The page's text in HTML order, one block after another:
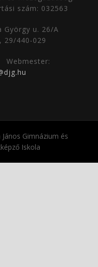
szám: 032563
György u. 26/A
29/440-029
Webmester:
Gimnázium és
Iskola